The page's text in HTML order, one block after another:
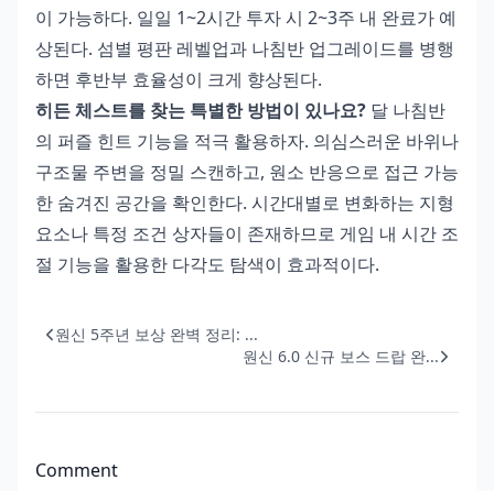
이 가능하다. 일일 1~2시간 투자 시 2~3주 내 완료가 예
상된다. 섬별 평판 레벨업과 나침반 업그레이드를 병행
하면 후반부 효율성이 크게 향상된다.
히든 체스트를 찾는 특별한 방법이 있나요? 달 나침반
의 퍼즐 힌트 기능을 적극 활용하자. 의심스러운 바위나
구조물 주변을 정밀 스캔하고, 원소 반응으로 접근 가능
한 숨겨진 공간을 확인한다. 시간대별로 변화하는 지형
요소나 특정 조건 상자들이 존재하므로 게임 내 시간 조
절 기능을 활용한 다각도 탐색이 효과적이다.
원신 5주년 보상 완벽 정리: ...
원신 6.0 신규 보스 드랍 완...
Comment